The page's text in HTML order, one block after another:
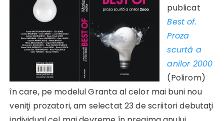
publicat
Best of.
Proza
scurtă a
anilor 2000
(Polirom)
în care, pe modelul Granta al celor mai buni nou
veniţi prozatori, am selectat 23 de scriitori debutaţi